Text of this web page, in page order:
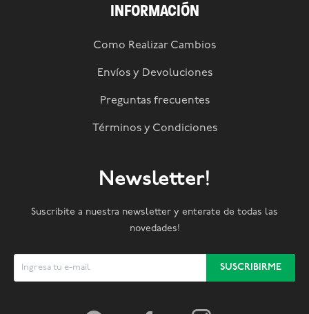
INFORMACIÓN
Como Realizar Cambios
Envíos y Devoluciones
Preguntas frecuentes
Términos y Condiciones
Newsletter!
Suscribite a nuestra newsletter y enterate de todas las
novedades!
SUSCRIBIRME